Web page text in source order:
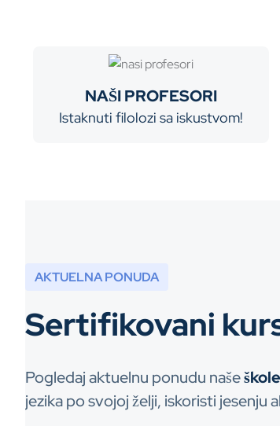
NAŠI PROFESORI
Istaknuti filolozi sa iskustvom!
AKTUELNA PONUDA
Sertifikovani
Pogledaj aktuelnu ponudu naše
jezika po svojoj želji, iskoristi jesenju